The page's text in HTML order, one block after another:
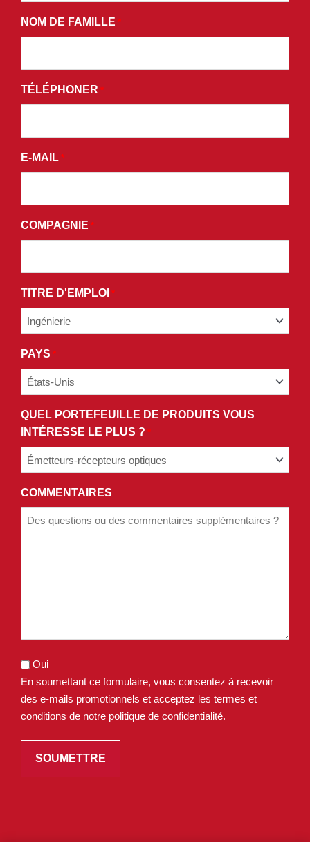
NOM DE FAMILLE *
TÉLÉPHONER *
E-MAIL *
COMPAGNIE *
TITRE D'EMPLOI *
PAYS *
QUEL PORTEFEUILLE DE PRODUITS VOUS
INTÉRESSE LE PLUS ? *
COMMENTAIRES
FORMULAIRE,
VOUS
CONSENTEZ
DES
E-
ET
ET
POLITIQUE
DE
CONFIDENTIALITÉ.
Oui
En soumettant ce formulaire, vous consentez à recevoir
des e-mails promotionnels et acceptez les termes et
conditions de notre politique de confidentialité.